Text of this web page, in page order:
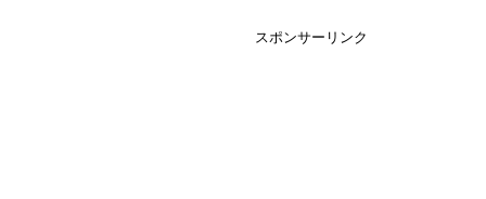
スポンサーリンク